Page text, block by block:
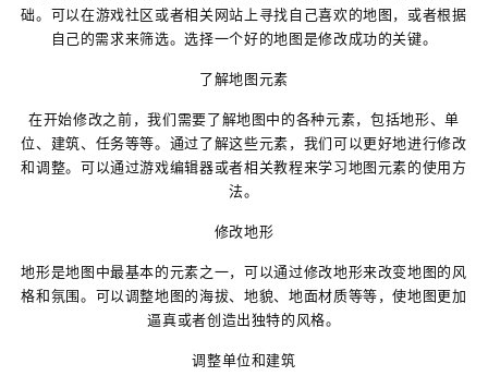
础。可以在游戏社区或者相关网站上寻找自己喜欢的地图，或者根据
自己的需求来筛选。选择一个好的地图是修改成功的关键。
了解地图元素
在开始修改之前，我们需要了解地图中的各种元素，包括地形、单
位、建筑、任务等等。通过了解这些元素，我们可以更好地进行修改
和调整。可以通过游戏编辑器或者相关教程来学习地图元素的使用方
法。
修改地形
地形是地图中最基本的元素之一，可以通过修改地形来改变地图的风
格和氛围。可以调整地图的海拔、地貌、地面材质等等，使地图更加
逼真或者创造出独特的风格。
调整单位和建筑